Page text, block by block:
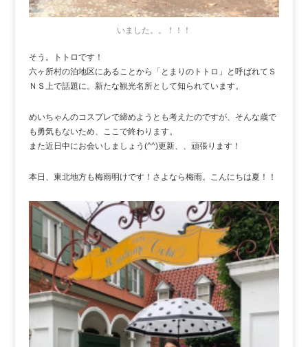
いました。。！！！
そう。トトロです！
六ヶ所村の泊地区にあることから「とまりのトトロ」と呼ばれてＳ
ＮＳ上で話題に。新たな観光名所として知られています。
めいちゃんのコスプレで締めようとも考えたのですが、そんな歳で
も勇気もないため、ここで終わります。
また近日中にお会いしましょう(^^)更新、、頑張ります！
本日、東北地方も梅雨明けです！さよなら梅雨。こんにちは夏！！